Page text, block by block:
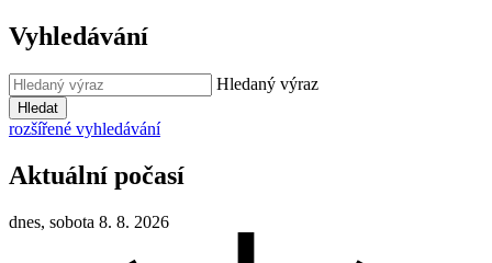
Vyhledávání
Hledaný výraz
Hledat
rozšířené vyhledávání
Aktuální počasí
dnes, sobota 8. 8. 2026